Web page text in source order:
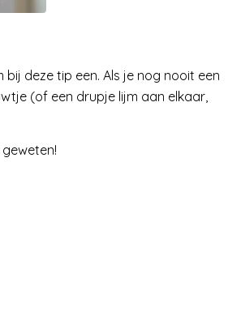
deze tip een. Als je nog nooit een
(of een drupje lijm aan elkaar,